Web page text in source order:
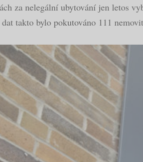
za nelegální ubytování jen letos
takto bylo pokutováno 111